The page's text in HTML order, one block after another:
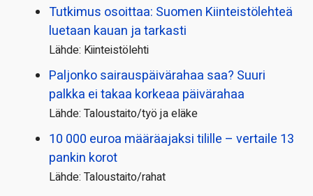
Tutkimus osoittaa: Suomen Kiinteistölehteä
luetaan kauan ja tarkasti
Lähde: Kiinteistölehti
Paljonko sairauspäivä­rahaa saa? Suuri
palkka ei takaa korkeaa päivärahaa
Lähde: Taloustaito/työ ja eläke
10 000 euroa määräajaksi tilille – vertaile 13
pankin korot
Lähde: Taloustaito/rahat